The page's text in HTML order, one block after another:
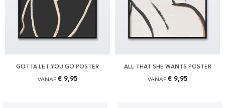
GOTTA LET YOU GO POSTER
VANAF € 9,95
ALL THAT SHE WANTS POSTER
VANAF € 9,95